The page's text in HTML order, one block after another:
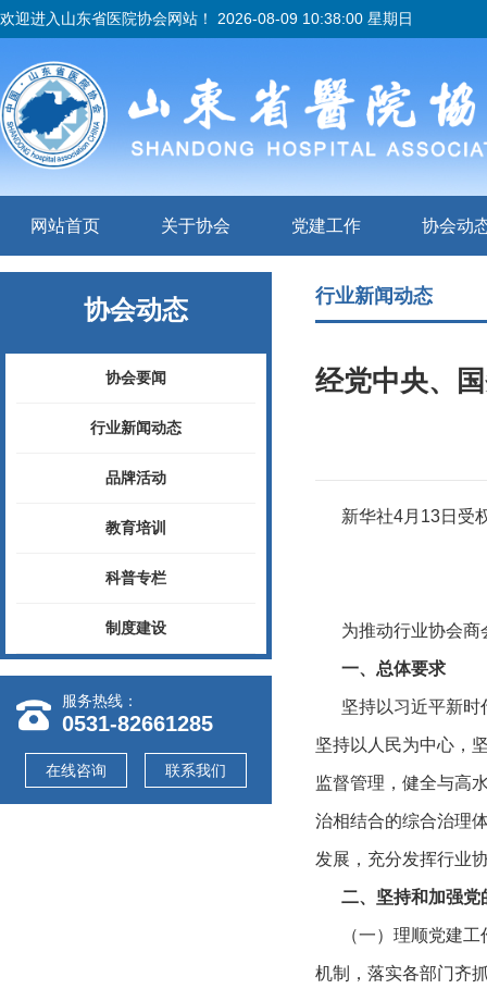
欢迎进入山东省医院协会网站！ 2026-08-09 10:38:00 星期日
网站首页 关于协会 党建工作 协会动
协会动态
协会要闻
行业新闻动态
品牌活动
教育培训
科普专栏
制度建设
服务热线：
0531-82661285
在线咨询 联系我们
行业新闻动态
经党中央、
新华社4月13日受权
为推动行业协会商
一、总体要求
坚持以习近平新时
坚持以人民为中心，
监督管理，健全与高
治相结合的综合治理
发展，充分发挥行业
二、坚持和加强党
（一）理顺党建工
机制，落实各部门齐